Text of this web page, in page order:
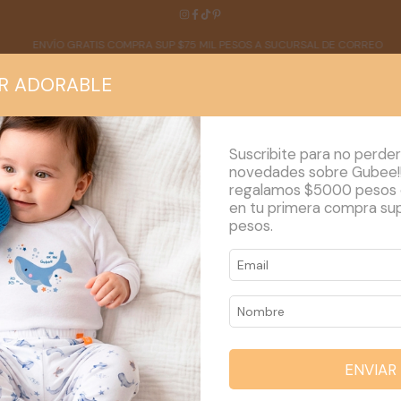
GRATIS COMPRA SUP $75 MIL PESOS A SUCURSAL DE CORREO
NOSOTROS MAYORISTA
XS
ADORABLE
Suscribite para no
novedades sobre
regalamos $5000
en tu primera compra
pesos.
ENVIAR